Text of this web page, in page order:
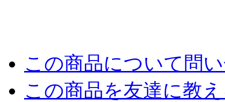
この商品について問
この商品を友達に教